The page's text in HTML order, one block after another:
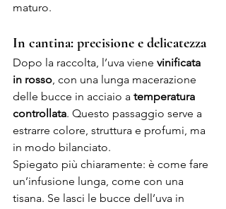
maturo.
In cantina: precisione e delicatezza
Dopo la raccolta, l’uva viene vinificata
in rosso, con una lunga macerazione
delle bucce in acciaio a temperatura
controllata. Questo passaggio serve a
estrarre colore, struttura e profumi, ma
in modo bilanciato.
Spiegato più chiaramente: è come fare
un’infusione lunga, come con una
tisana. Se lasci le bucce dell’uva in